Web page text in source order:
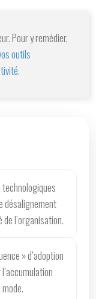
Pour y remédier,
outils
.
désalignement
l’organisation.
» d’adoption